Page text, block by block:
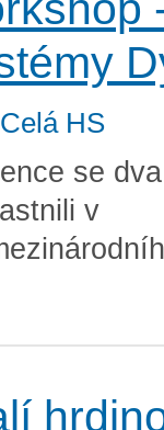
HS
se
v